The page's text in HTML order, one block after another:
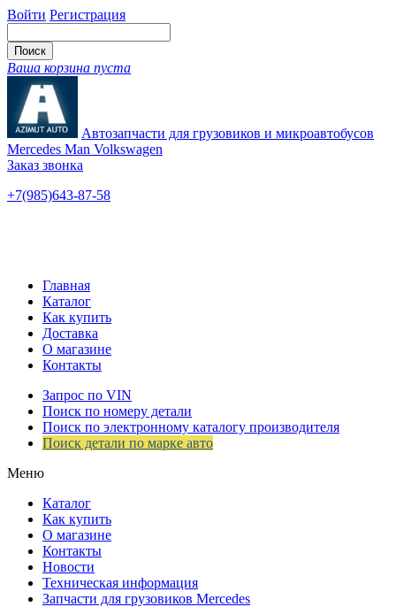
Войти Регистрация
Ваша корзина пуста
Автозапчасти для грузовиков и микроавтобусов
Mercedes Man Volkswagen
Заказ звонка
+7(985)643-87-58
Главная
Каталог
Как купить
Доставка
О магазине
Контакты
Запрос по VIN
Поиск по номеру детали
Поиск по электронному каталогу производителя
Поиск детали по марке авто
Меню
Каталог
Как купить
О магазине
Контакты
Новости
Техническая информация
Запчасти для грузовиков Mercedes